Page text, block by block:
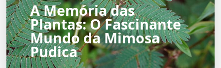
A Memória das
Plantas: O Fascinante
Mundo da Mimosa
Pudica